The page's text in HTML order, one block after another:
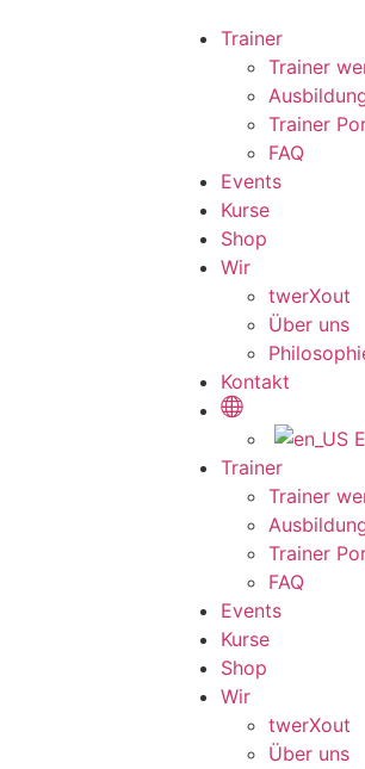
Trainer
Trainer
Trainer
FAQ
Events
Kurse
Shop
Wir
twerXout
Über uns
Kontakt
Trainer
Trainer
Trainer
FAQ
Events
Kurse
Shop
Wir
twerXout
Über uns